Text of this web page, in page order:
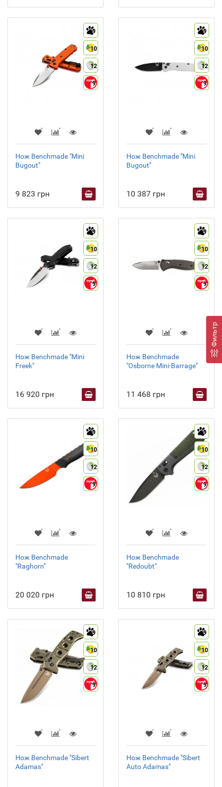
Фильтр
9
10
12
9
Нож Benchmade "Mini
Bugout"
9 823 грн
9
10
12
9
Нож Benchmade "Mini
Bugout"
10 387 грн
9
10
12
9
Нож Benchmade "Mini
Freek"
16 920 грн
9
10
12
9
Нож Benchmade
"Osborne Mini-Barrage"
11 468 грн
9
10
12
9
Нож Benchmade
"Raghorn"
20 020 грн
9
10
12
9
Нож Benchmade
"Redoubt"
10 810 грн
9
10
12
9
Нож Benchmade "Sibert
Adamas"
9
10
12
9
Нож Benchmade "Sibert
Auto Adamas"